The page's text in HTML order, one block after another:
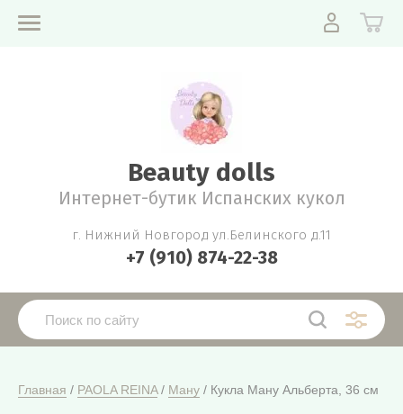
Beauty dolls
Интернет-бутик Испанских кукол
г. Нижний Новгород ул.Белинского д.11
+7 (910) 874-22-38
Главная / PAOLA REINA / Ману / Кукла Ману Альберта, 36 см